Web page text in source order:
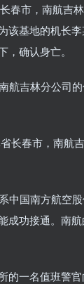
春市，南航吉
该基地的机长
，确认身亡。
航吉林分公司
中国南方航空
成功接通。南
的一名值班警